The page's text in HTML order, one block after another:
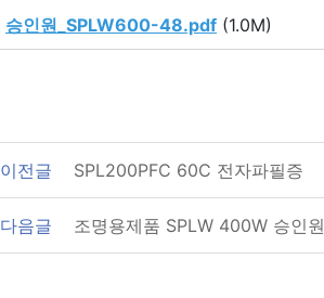
승인원_SPLW600-48.pdf (1.0M)
이전글 SPL200PFC 60C 전자파필증
다음글 조명용제품 SPLW 400W 승인원